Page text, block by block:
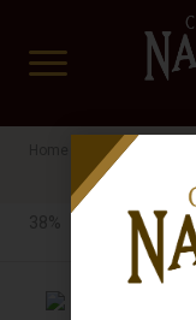
Cachaça